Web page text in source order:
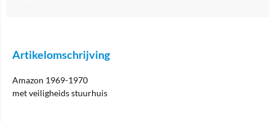
Artikelomschrijving
Amazon 1969-1970
met veiligheids stuurhuis